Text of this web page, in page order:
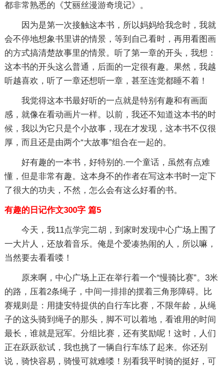
都非常熟悉的《艾丽丝漫游奇境记》。
因为是第一次接触这本书，所以妈妈给我念时，我就
会不停地想象书里讲的情景，等到自己看时，再用看图画
的方式搞清楚故事里的情景。听了第一章的开头，我想：
这本书的开头这么普通，后面的一定很有趣。果然，我越
听越喜欢，听了一章还想听一章，甚至连觉都睡不着！
我觉得这本书最好听的一点就是特别有趣和有画面
感，就像在看动画片一样。以前，我还不知道这本书的时
候，我以为它只是个小故事，现在才发现，这本书不仅很
厚，而且还是由两个“大故事”组合在一起的。
好有趣的一本书，好特别的.一个童话，虽然有点难
懂，但是非常有趣。这本身不的作者在写这本书时一定下
了很大的功夫，不然，怎么会有这么好看的书。
有趣的日记作文300字 篇5
今天，我11点学完二胡，到家时发现中心广场上围了
一大片人，还放着音乐。俺是个爱凑热闹的人，所以嘛，
当然要去看看喽！
原来啊，中心广场上正在举行着一个“慢骑比赛”。3米
的路，压着2条绳子，中间一排排的摆着三角形障碍。比
赛规则是：用捷安特提供的自行车比赛，不限年龄，从绳
子的这头骑到绳子的那头，脚不可以着地，看谁用的时间
最长，谁就是冠军。分组比赛，还有奖励呢！这时，人们
正在跃跃欲试，我也挑了一辆自行车练了起来。你还别
说，骑快容易，骑慢可就难喽！别看我平时骑的挺好，可